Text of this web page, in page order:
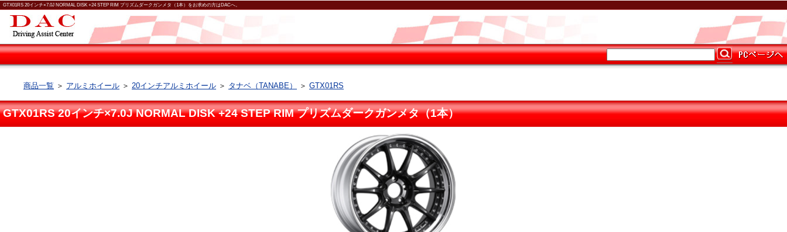
GTX01RS 20インチ×7.0J NORMAL DISK +24 STEP RIM プリズムダークガンメタ（1本）をお求めの方はDACへ。
商品一覧 ＞ アルミホイール ＞ 20インチアルミホイール ＞ タナベ（TANABE） ＞ GTX01RS
GTX01RS 20インチ×7.0J NORMAL DISK +24 STEP RIM プリズムダークガンメタ（1本）